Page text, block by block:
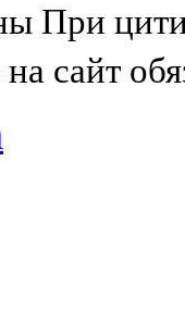
При
сайт